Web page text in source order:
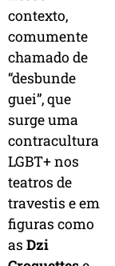
contexto,
comumente
chamado de
“desbunde
guei”, que
surge uma
contracultura
LGBT+ nos
teatros de
travestis e em
figuras como
as Dzi